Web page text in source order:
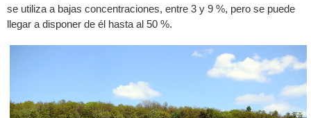
se utiliza a bajas concentraciones, entre 3 y 9 %, pero se puede
llegar a disponer de él hasta al 50 %.